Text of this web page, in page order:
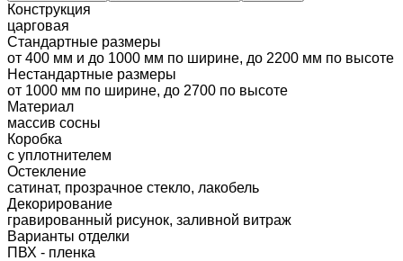
Конструкция
царговая
Стандартные размеры
от 400 мм и до 1000 мм по ширине, до 2200 мм по высоте
Нестандартные размеры
от 1000 мм по ширине, до 2700 по высоте
Материал
массив сосны
Коробка
с уплотнителем
Остекление
сатинат, прозрачное стекло, лакобель
Декорирование
гравированный рисунок, заливной витраж
Варианты отделки
ПВХ - пленка